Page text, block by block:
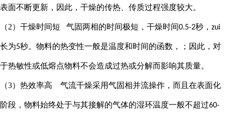
表面不断更新，因此，干燥的传热、传质过程强度较大。
（2）干燥时间短 气固两相的时间极短，干燥时间0.5-2秒， zui
长为5秒。物料的热变性一般是温度和时间的函数，；因此，对
于热敏性或低熔点物料不会造成过热或分解而影响其质量。
（3）热效率高 气流干燥采用气固相并流操作，而且在表面化
阶段，物料始终处于与其接解的气体的湿环温度一般不超过60-